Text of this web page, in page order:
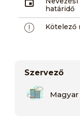
határidő
Kötelező
Szervező